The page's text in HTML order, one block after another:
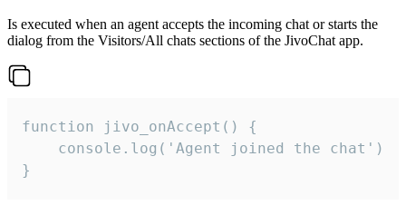
Is executed when an agent accepts the incoming chat or starts the
dialog from the Visitors/All chats sections of the JivoChat app.
function jivo_onAccept() {
}